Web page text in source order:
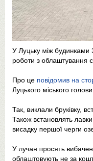
У Луцьку між будинками
роботи з облаштування
Про це повідомив на
Луцького міського голови
Так, виклали бруківку,
Також встановлять
висадку першої черги
У лучан просять
облаштовують не за